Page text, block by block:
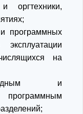
оргтехники,
и программных
на
и